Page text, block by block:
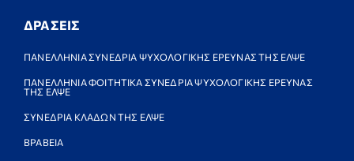
ΔΡΑΣΕΙΣ
ΠΑΝΕΛΛΗΝΙΑ ΣΥΝΕΔΡΙΑ ΨΥΧΟΛΟΓΙΚΗΣ ΕΡΕΥΝΑΣ ΤΗΣ ΕΛΨΕ
ΠΑΝΕΛΛΗΝΙΑ ΦΟΙΤΗΤΙΚΑ ΣΥΝΕΔΡΙΑ ΨΥΧΟΛΟΓΙΚΗΣ ΕΡΕΥΝΑΣ
ΤΗΣ ΕΛΨΕ
ΣΥΝΕΔΡΙΑ ΚΛΑΔΩΝ ΤΗΣ ΕΛΨΕ
ΒΡΑΒΕΙΑ